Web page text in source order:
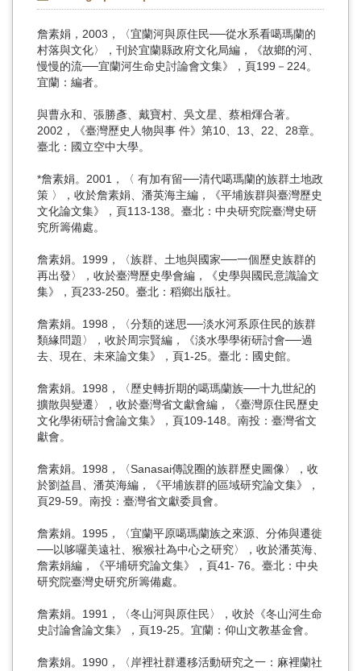
詹素娟，2003，〈宜蘭河與原住民──從水系看噶瑪蘭的
村落與文化〉，刊於宜蘭縣政府文化局編，《故鄉的河、
慢慢的流──宜蘭河生命史討論會文集》，頁199－224。
宜蘭：編者。
與曹永和、張勝彥、戴寶村、吳文星、蔡相煇合著。
2002，《臺灣歷史人物與事 件》第10、13、22、28章。
臺北：國立空中大學。
*詹素娟。2001，〈 有加有留──清代噶瑪蘭的族群土地政
策 〉，收於詹素娟、潘英海主編，《平埔族群與臺灣歷史
文化論文集》，頁113-138。臺北：中央研究院臺灣史研
究所籌備處。
詹素娟。1999，〈族群、土地與國家──一個歷史族群的
再出發〉，收於臺灣歷史學會編，《史學與國民意識論文
集》，頁233-250。臺北：稻鄉出版社。
詹素娟。1998，〈分類的迷思──淡水河系原住民的族群
類緣問題〉，收於周宗賢編，《淡水學學術研討會──過
去、現在、未來論文集》，頁1-25。臺北：國史館。
詹素娟。1998，〈歷史轉折期的噶瑪蘭族──十九世紀的
擴散與變遷〉，收於臺灣省文獻會編，《臺灣原住民歷史
文化學術研討會論文集》，頁109-148。南投：臺灣省文
獻會。
詹素娟。1998，〈Sanasai傳說圈的族群歷史圖像〉，收
於劉益昌、潘英海編，《平埔族群的區域研究論文集》，
頁29-59。南投：臺灣省文獻委員會。
詹素娟。1995，〈宜蘭平原噶瑪蘭族之來源、分佈與遷徙
──以哆囉美遠社、猴猴社為中心之研究〉，收於潘英海、
詹素娟編，《平埔研究論文集》，頁41- 76。臺北：中央
研究院臺灣史研究所籌備處。
詹素娟。1991，〈冬山河與原住民〉，收於《冬山河生命
史討論會論文集》，頁19-25。宜蘭：仰山文教基金會。
詹素娟。1990，〈岸裡社群遷移活動研究之一：麻裡蘭社